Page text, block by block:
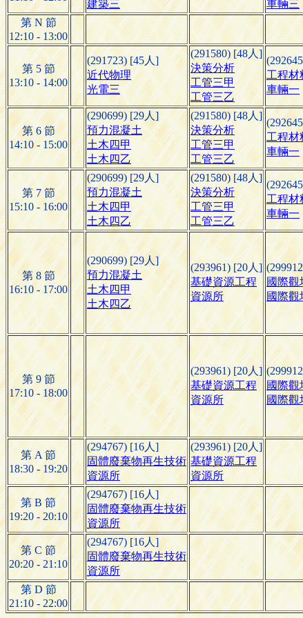
建築三 車輛三
第 N 節
12:10 - 13:00
第 5 節
13:10 - 14:00
(291723) [45人]
近代物理
光電三
(291580) [48人]
決策分析
工管三甲
工管三乙
工程材
車輛一
第 6 節
14:10 - 15:00
(290699) [29人]
預力混凝土
土木四甲
土木四乙
(291580) [48人]
決策分析
工管三甲
工管三乙
工程材
車輛一
第 7 節
15:10 - 16:00
(290699) [29人]
預力混凝土
土木四甲
土木四乙
(291580) [48人]
決策分析
工管三甲
工管三乙
工程材
車輛一
第 8 節
16:10 - 17:00
(290699) [29人]
預力混凝土
土木四甲
土木四乙
(293961) [20人]
基礎資源工程
資源所
國際觀
國際觀
第 9 節
17:10 - 18:00
(293961) [20人]
基礎資源工程
資源所
國際觀
國際觀
第 A 節
18:30 - 19:20
(294767) [16人]
固體廢棄物再生技術
資源所
(293961) [20人]
基礎資源工程
資源所
第 B 節
19:20 - 20:10
(294767) [16人]
固體廢棄物再生技術
資源所
第 C 節
20:20 - 21:10
(294767) [16人]
固體廢棄物再生技術
資源所
第 D 節
21:10 - 22:00